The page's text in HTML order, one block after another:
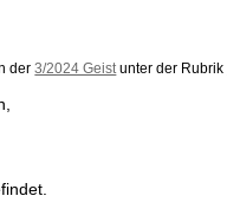
der3/2024 Geistunter der Rubrik